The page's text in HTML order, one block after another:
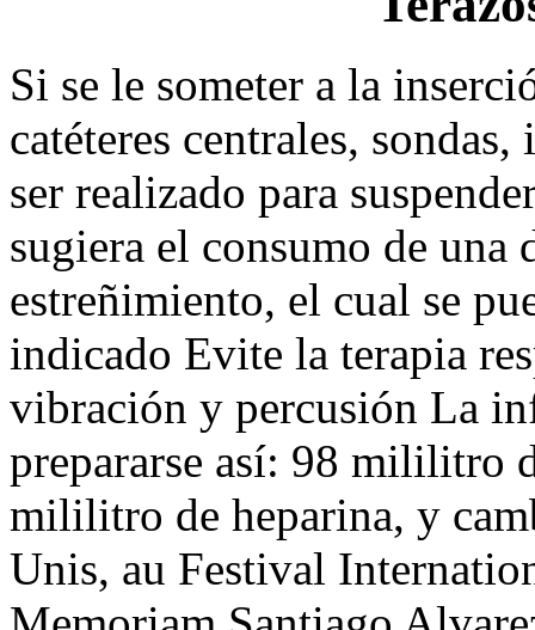
Si se le someter a la
catéteres centrales,
ser realizado para
sugiera el consumo de
estreñimiento, el cual se
indicado Evite la terapia
vibración y percusión La
prepararse así: 98 mililitro
mililitro de heparina, y
Unis, au Festival